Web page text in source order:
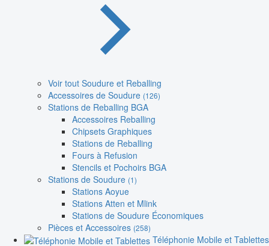
Voir tout Soudure et Reballing
Accessoires de Soudure (126)
Stations de Reballing BGA
Accessoires Reballing
Chipsets Graphiques
Stations de Reballing
Fours à Refusion
Stencils et Pochoirs BGA
Stations de Soudure (1)
Stations Aoyue
Stations Atten et Mlink
Stations de Soudure Économiques
Pièces et Accessoires (258)
Téléphonie Mobile et Tablettes